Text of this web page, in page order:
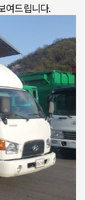
여드립니다.